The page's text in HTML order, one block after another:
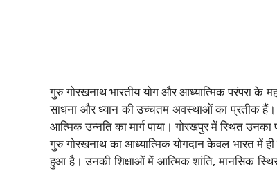
गुरु गोरखनाथ भारतीय योग और आध्यात्मिक परंपरा के
साधना और ध्यान की उच्चतम अवस्थाओं का प्रतीक हैं।
आत्मिक उन्नति का मार्ग पाया। गोरखपुर में स्थित
गुरु गोरखनाथ का आध्यात्मिक योगदान केवल भारत में ही
हुआ है। उनकी शिक्षाओं में आत्मिक शांति, मानसिक